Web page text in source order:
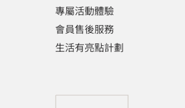
專屬活動體驗
會員售後服務
生活有亮點計劃